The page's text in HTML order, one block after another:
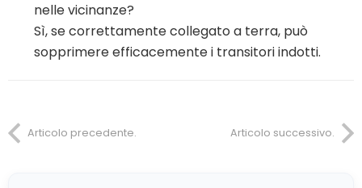
nelle vicinanze?
Sì, se correttamente collegato a terra, può
sopprimere efficacemente i transitori indotti.
Articolo precedente. Articolo successivo.